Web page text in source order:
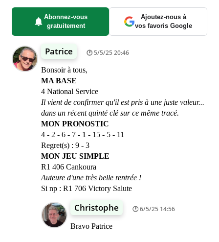
Abonnez-vous
gratuitement
Ajoutez-nous à
vos favoris Google
Patrice 5/5/25 20:46
Bonsoir à tous,
MA BASE
4 National Service
Il vient de confirmer qu'il est pris à une juste valeur...
dans un récent quinté clé sur ce même tracé.
MON PRONOSTIC
4 - 2 - 6 - 7 - 1 - 15 - 5 - 11
Regret(s) : 9 - 3
MON JEU SIMPLE
R1 406 Cankoura
Auteure d'une très belle rentrée !
Si np : R1 706 Victory Salute
Christophe 6/5/25 14:56
Bravo Patrice